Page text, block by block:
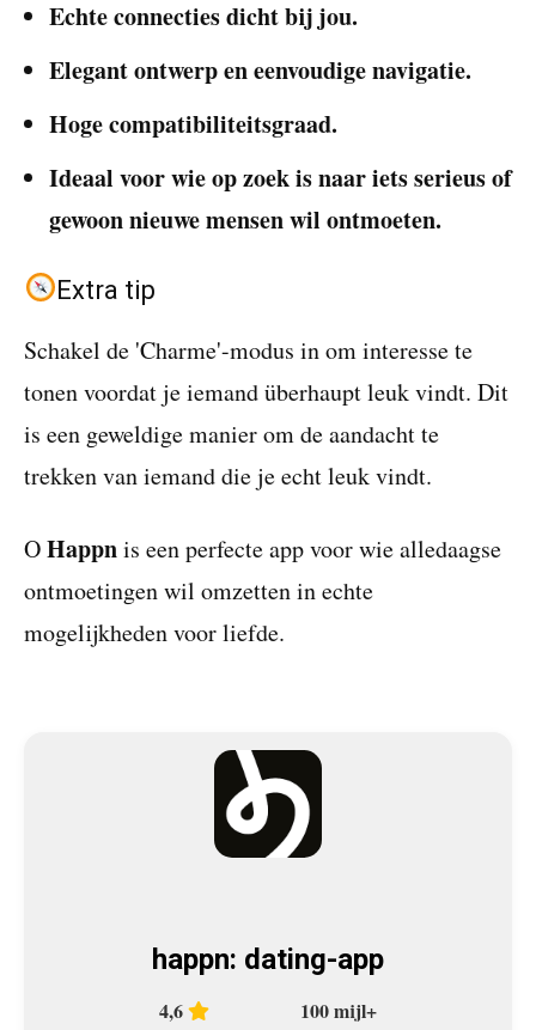
Echte connecties dicht bij jou.
Elegant ontwerp en eenvoudige navigatie.
Hoge compatibiliteitsgraad.
Ideaal voor wie op zoek is naar iets serieus of
gewoon nieuwe mensen wil ontmoeten.
Extra tip
Schakel de 'Charme'-modus in om interesse te
tonen voordat je iemand überhaupt leuk vindt. Dit
is een geweldige manier om de aandacht te
trekken van iemand die je echt leuk vindt.
OHappnis een perfecte app voor wie alledaagse
ontmoetingen wil omzetten in echte
mogelijkheden voor liefde.
happn: dating-app
4,6 100 mijl+